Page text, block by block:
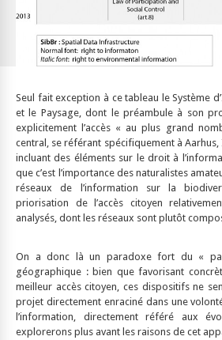
Seul fait exception à ce tableau le Système
et le Paysage, dont le préambule à son
explicitement l’accès « au plus grand
central, se référant spécifiquement à Aarhus,
incluant des éléments sur le droit à
que c’est l’importance des naturalistes
réseaux de l’information sur la
priorisation de l’accès citoyen
analysés, dont les réseaux sont plutôt
On a donc là un paradoxe fort du «
géographique : bien que favorisant
meilleur accès citoyen, ces dispositifs ne
projet directement enraciné dans une
l’information, directement référé aux
explorerons plus avant les raisons de cet